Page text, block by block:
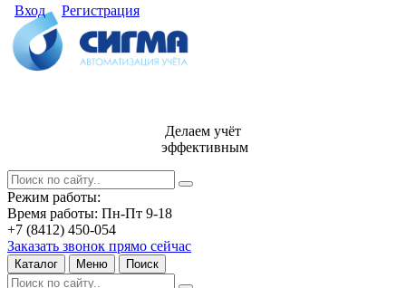
Вход Регистрация
Делаем учёт
эффективным
Режим работы:
Время работы: Пн-Пт 9-18
+7 (8412) 450-054
Заказать звонок прямо сейчас
Каталог Меню Поиск